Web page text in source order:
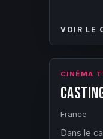
VOIR LE
CINÉMA
France
Dans le